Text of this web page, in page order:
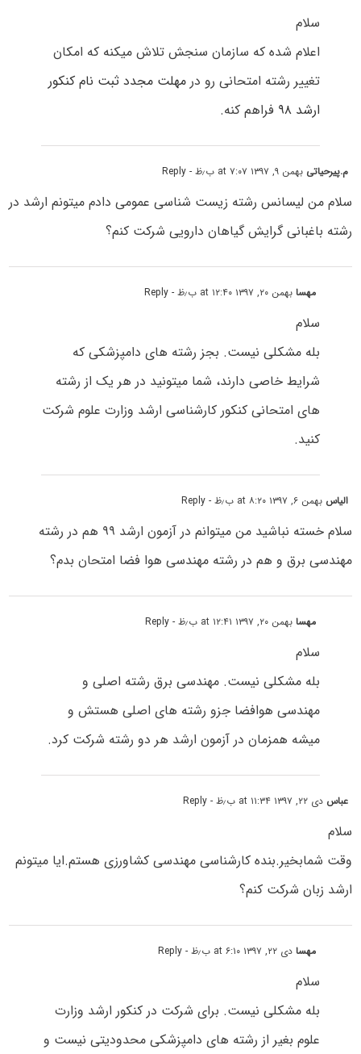
سلام
اعلام شده که سازمان سنجش تلاش میکنه که امکان
تغییر رشته امتحانی رو در مهلت مجدد ثبت نام کنکور
ارشد ۹۸
فراهم کنه.
م.پیرحیاتی بهمن ۹, ۱۳۹۷ at ۷:۰۷ ب٫ظ - Reply
سلام من لیسانس رشته زیست شناسی عمومی دادم میتونم ارشد در
رشته باغبانی گرایش گیاهان دارویی شرکت کنم؟
مهسابهمن ۲۰, ۱۳۹۷ at ۱۲:۴۰ ب٫ظ - Reply
سلام
بله مشکلی نیست. بجز رشته های دامپزشکی که
شرایط خاصی دارند، شما میتونید در هر یک از رشته
های امتحانی کنکور کارشناسی ارشد وزارت علوم شرکت
کنید.
الیاس بهمن ۶, ۱۳۹۷ at ۸:۲۰ ب٫ظ - Reply
سلام خسته نباشید من میتوانم در آزمون ارشد ۹۹ هم در رشته
مهندسی برق و هم در رشته مهندسی هوا فضا امتحان بدم؟
مهسابهمن ۲۰, ۱۳۹۷ at ۱۲:۴۱ ب٫ظ - Reply
سلام
بله مشکلی نیست. مهندسی برق رشته اصلی و
مهندسی هوافضا جزو رشته های اصلی هستش و
میشه همزمان در آزمون ارشد هر دو رشته شرکت کرد.
عباس دی ۲۲, ۱۳۹۷ at ۱۱:۳۴ ب٫ظ - Reply
سلام
وقت شمابخیر.بنده کارشناسی مهندسی کشاورزی هستم.ایا میتونم
ارشد زبان شرکت کنم؟
مهسادی ۲۲, ۱۳۹۷ at ۶:۱۰ ب٫ظ - Reply
سلام
بله مشکلی نیست. برای شرکت در کنکور ارشد وزارت
علوم بغیر از رشته های دامپزشکی محدودیتی نیست و